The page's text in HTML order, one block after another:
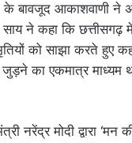
के बावजूद आकाशवाणी ने
ने कहा कि
को साझा करते हुए
जुड़ने का एकमात्र
नरेंद्र मोदी द्वारा